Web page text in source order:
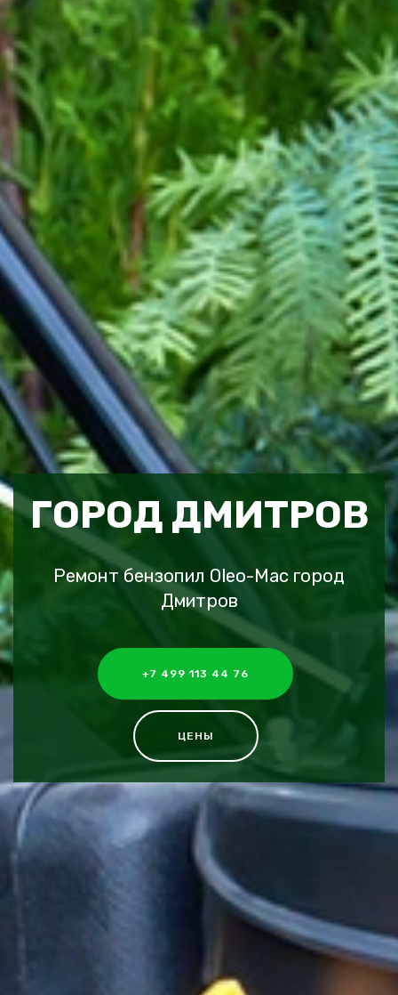
ГОРОД ДМИТРОВ
Ремонт бензопил Oleo-Mac город
Дмитров
+7 499 113 44 76
ЦЕНЫ